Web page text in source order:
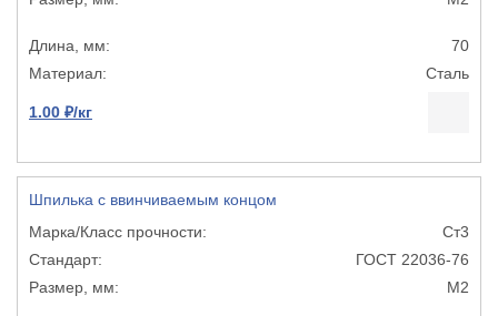
70
Сталь
1.00 ₽/кг
Шпилька с ввинчиваемым концом
Ст3
ГОСТ 22036-76
М2